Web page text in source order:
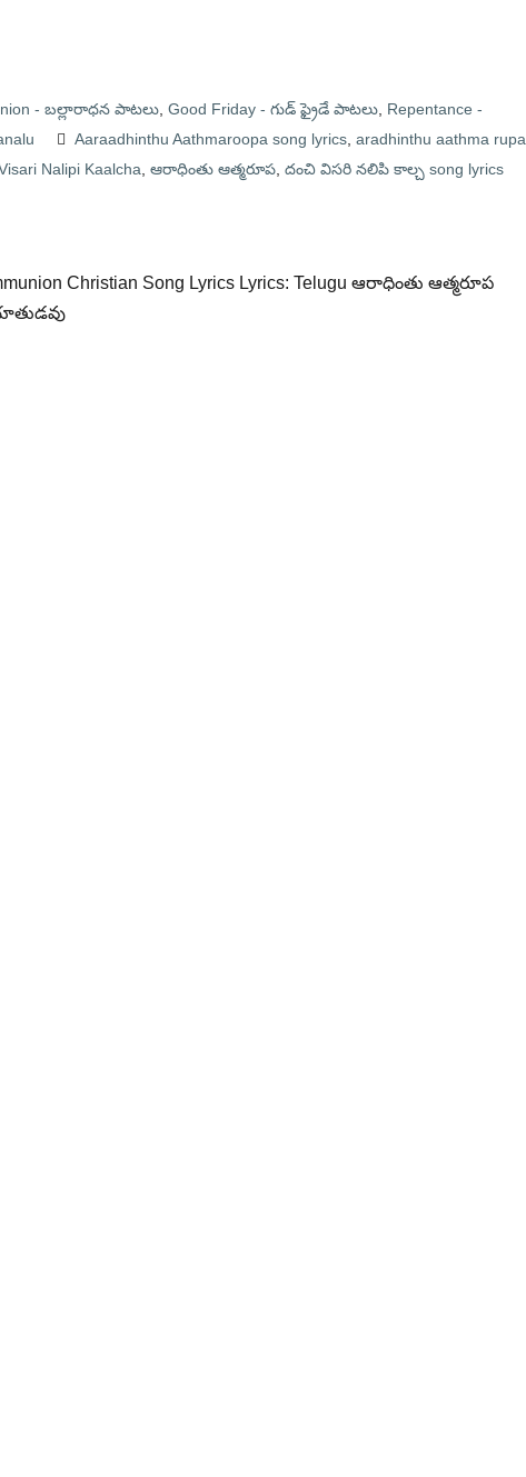
- బల్లారాధన పాటలు Good Friday - గుడ్ ఫ్రైడే పాటలు Repentance -
Aaraadhinthu Aathmaroopa song lyrics aradhinthu aathma rupa
Nalipi Kaalcha ఆరాధింతు ఆత్మరూప దంచి విసరి నలిపి కాల్చ song lyrics
Christian Song Lyrics Lyrics: Telugu ఆరాధింతు ఆత్మరూప